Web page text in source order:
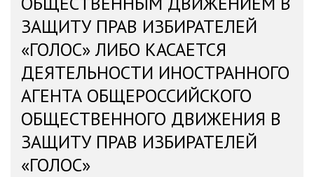
ЗАЩИТУ ПРАВ ИЗБИРАТЕЛЕЙ
«ГОЛОС» ЛИБО КАСАЕТСЯ
ДЕЯТЕЛЬНОСТИ ИНОСТРАННОГО
АГЕНТА ОБЩЕРОССИЙСКОГО
ОБЩЕСТВЕННОГО ДВИЖЕНИЯ В
ЗАЩИТУ ПРАВ ИЗБИРАТЕЛЕЙ
«ГОЛОС»